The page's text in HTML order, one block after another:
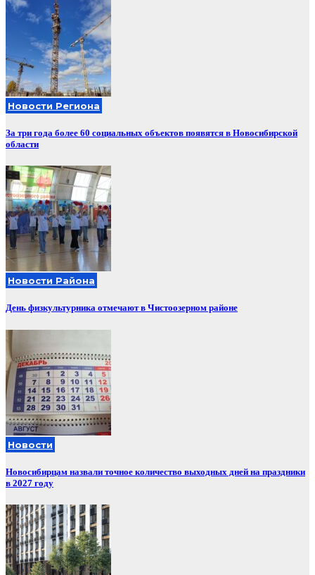
Новости Региона
За три года более 60 социальных объектов появятся в Новосибирской
области
Новости Района
День физкультурника отмечают в Чистоозерном районе
Новости
Новосибирцам назвали точное количество выходных дней на праздники
в 2027 году